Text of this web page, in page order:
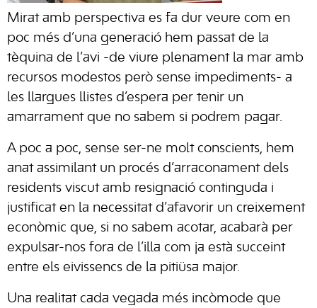
Mirat amb perspectiva es fa dur veure com en
poc més d’una generació hem passat de la
tèquina de l’avi -de viure plenament la mar amb
recursos modestos però sense impediments- a
les llargues llistes d’espera per tenir un
amarrament que no sabem si podrem pagar.
A poc a poc, sense ser-ne molt conscients, hem
anat assimilant un procés d’arraconament dels
residents viscut amb resignació continguda i
justificat en la necessitat d’afavorir un creixement
econòmic que, si no sabem acotar, acabarà per
expulsar-nos fora de l’illa com ja està succeint
entre els eivissencs de la pitiüsa major.
Una realitat cada vegada més incòmode que